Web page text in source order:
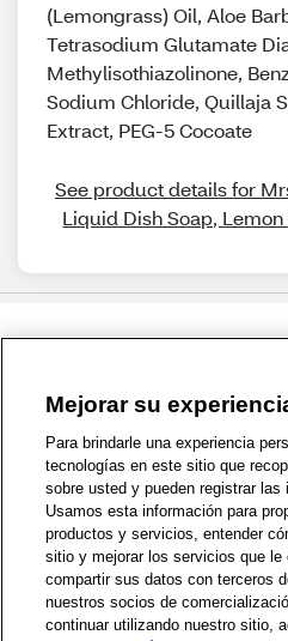
(Lemongrass) Oil, Aloe
Tetrasodium Glutamate
Methylisothiazolinone,
Sodium Chloride, Quillaja
Extract, PEG-5 Cocoate
See product details for
Liquid Dish Soap,
1-800-679-9691 | Contáctenos |
Política de Privacidad | WA
Zona de Bienestar | ©
Mejorar su
Para brindarle una experiencia
tecnologías en este sitio que
sobre usted y pueden registrar
Usamos esta información para
productos y servicios, entender
sitio y mejorar los servicios que le
compartir sus datos con terceros
nuestros socios de
continuar utilizando nuestro sitio,